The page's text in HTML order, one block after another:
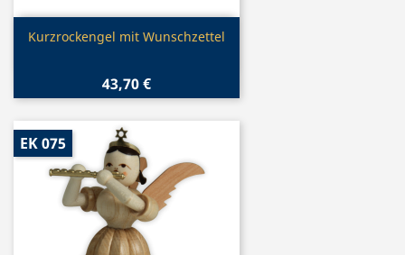
Vorschau
Kurzrockengel mit Wunschzettel
43,70 €
EK 075